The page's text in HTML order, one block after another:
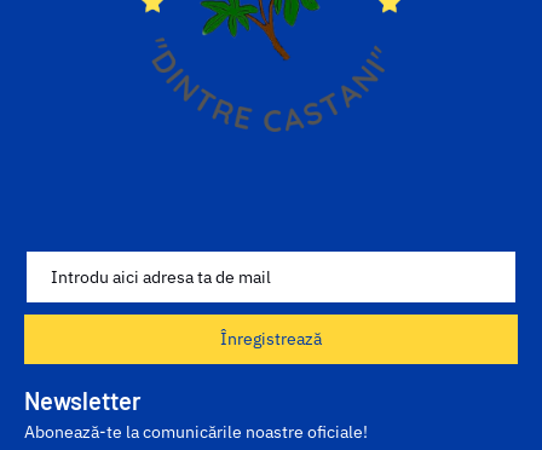
Newsletter
Abonează-te la comunicările noastre oficiale!
Înregistrează